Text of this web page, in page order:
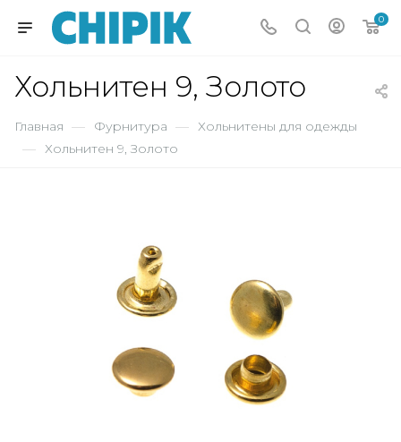
0
Хольнитен 9, Золото
Главная — Фурнитура — Хольнитены для одежды
— Хольнитен 9, Золото